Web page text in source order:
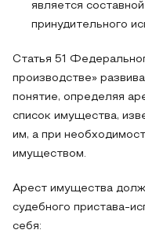
является
принудительного
Статья 51
производстве»
понятие, определяя
список имущества,
им, а при
имуществом.
Арест имущества
судебного пристава-
себя: